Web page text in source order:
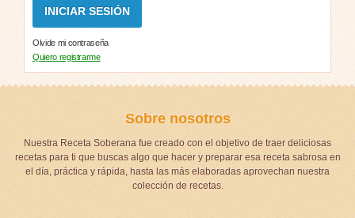
Olvide mi contraseña
Quiero registrarme
Sobre nosotros
Nuestra Receta Soberana fue creado con el objetivo de traer deliciosas
recetas para ti que buscas algo que hacer y preparar esa receta sabrosa en
el día, práctica y rápida, hasta las más elaboradas aprovechan nuestra
colección de recetas.